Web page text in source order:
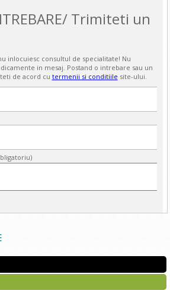
Trimiteti un
inlocuiesc consultul de specialitate! Nu
in mesaj. Postand o intrebare sau un
de acord cu termenii si conditiile site-ului.